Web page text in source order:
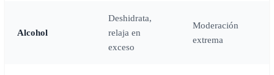
Alcohol
Deshidrata,
relaja en
exceso
Moderación
extrema